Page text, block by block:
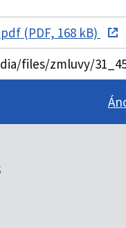
(PDF, 168 kB)
files/zmluvy/